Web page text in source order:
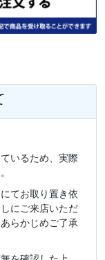
いるため、実際
てお取り置き依
にご来店いただ
らかじめご了承